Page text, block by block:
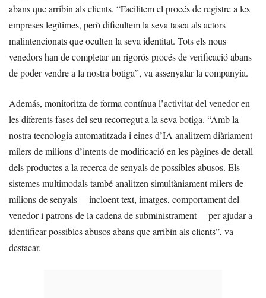
abans que arribin als clients. “Facilitem el procés de registre a les
empreses legítimes, però dificultem la seva tasca als actors
malintencionats que oculten la seva identitat. Tots els nous
venedors han de completar un rigorós procés de verificació abans
de poder vendre a la nostra botiga”, va assenyalar la companyia.
Además, monitoritza de forma contínua l’activitat del venedor en
les diferents fases del seu recorregut a la seva botiga. “Amb la
nostra tecnologia automatitzada i eines d’IA analitzem diàriament
milers de milions d’intents de modificació en les pàgines de detall
dels productes a la recerca de senyals de possibles abusos. Els
sistemes multimodals també analitzen simultàniament milers de
milions de senyals —incloent text, imatges, comportament del
venedor i patrons de la cadena de subministrament— per ajudar a
identificar possibles abusos abans que arribin als clients”, va
destacar.